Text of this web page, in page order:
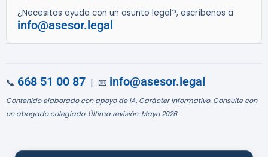
¿Necesitas ayuda con un asunto legal?, escríbenos a
info@asesor.legal
📞 668 51 00 87 | 📧 info@asesor.legal
Contenido elaborado con apoyo de IA. Carácter informativo. Consulte con
un abogado colegiado. Última revisión: Mayo 2026.